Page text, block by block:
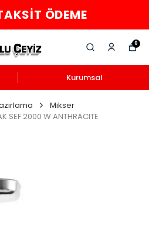
ÖDEME
0
Kurumsal
Mikser
SEF 2000 W ANTHRACITE